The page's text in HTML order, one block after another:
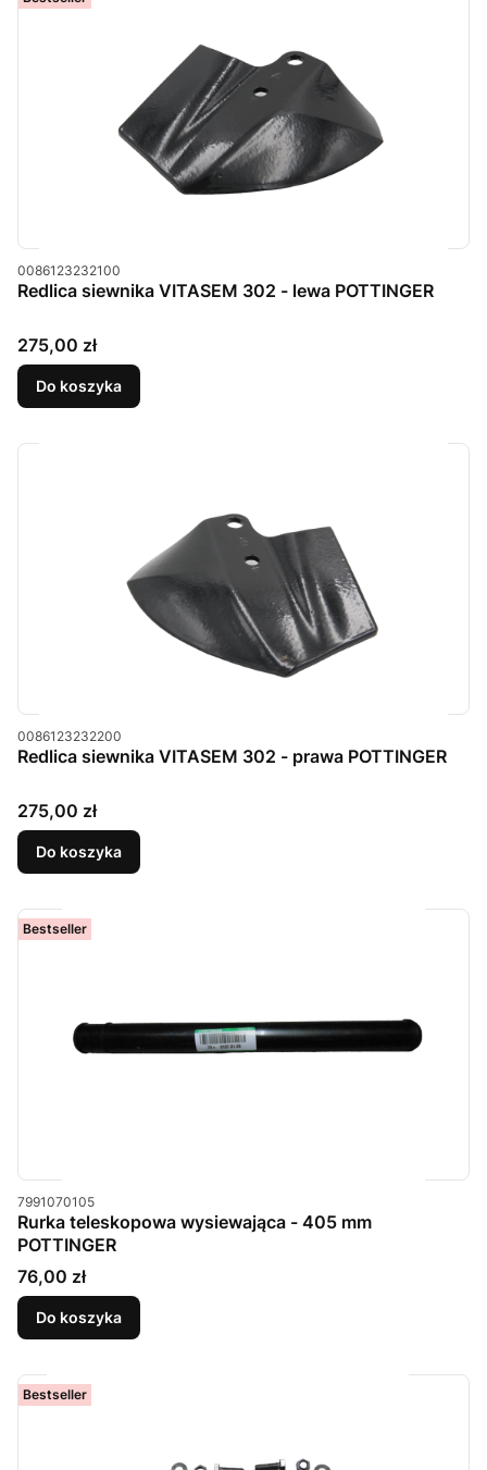
Kod produktu
0086123232100
Redlica siewnika VITASEM 302 - lewa POTTINGER
Cena
275,00 zł
Do koszyka
Kod produktu
0086123232200
Redlica siewnika VITASEM 302 - prawa POTTINGER
Cena
275,00 zł
Do koszyka
Bestseller
Kod produktu
7991070105
Rurka teleskopowa wysiewająca - 405 mm
POTTINGER
Cena
76,00 zł
Do koszyka
Bestseller